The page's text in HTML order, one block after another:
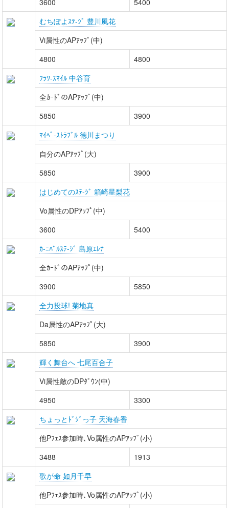
3600
5400
むちぽよｽﾃ-ｼﾞ 豊川風花
Vi属性のAPｱｯﾌﾟ(中)
4800
4800
ﾌﾗﾜ-ｽﾏｲﾙ 中谷育
全ｶｰﾄﾞのAPｱｯﾌﾟ(中)
5850
3900
ﾏｲﾍﾟ-ｽﾄﾗﾌﾞﾙ 徳川まつり
自分のAPｱｯﾌﾟ(大)
5850
3900
はじめてのｽﾃ-ｼﾞ 箱崎星梨花
Vo属性のDPｱｯﾌﾟ(中)
3600
5400
ｶ-ﾆﾊﾞﾙｽﾃ-ｼﾞ 島原ｴﾚﾅ
全ｶｰﾄﾞのAPｱｯﾌﾟ(中)
3900
5850
全力投球! 菊地真
Da属性のAPｱｯﾌﾟ(大)
5850
3900
輝く舞台へ 七尾百合子
Vi属性敵のDPﾀﾞｳﾝ(中)
4950
3300
ちょっとﾄﾞｼﾞっ子 天海春香
他Pﾌｪｽ参加時､Vo属性のAPｱｯﾌﾟ(小)
3488
1913
歌が命 如月千早
他Pﾌｪｽ参加時､Vo属性のAPｱｯﾌﾟ(小)